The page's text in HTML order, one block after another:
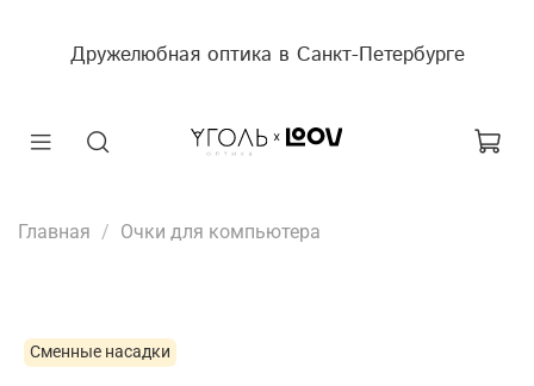
Дружелюбная оптика в Санкт-Петербурге
Главная Очки для компьютера
Сменные насадки